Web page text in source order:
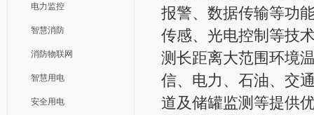
电力监控
智慧消防
消防物联网
智慧用电
安全用电
报警、数据传输等功
传感、光电控制等技
测长距离大范围环境
信、电力、石油、交
道及储罐监测等提供